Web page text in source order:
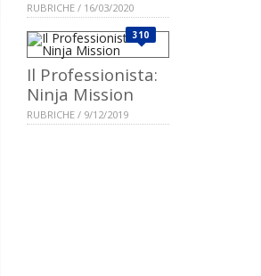
RUBRICHE / 16/03/2020
310
Il Professionista:
Ninja Mission
RUBRICHE / 9/12/2019